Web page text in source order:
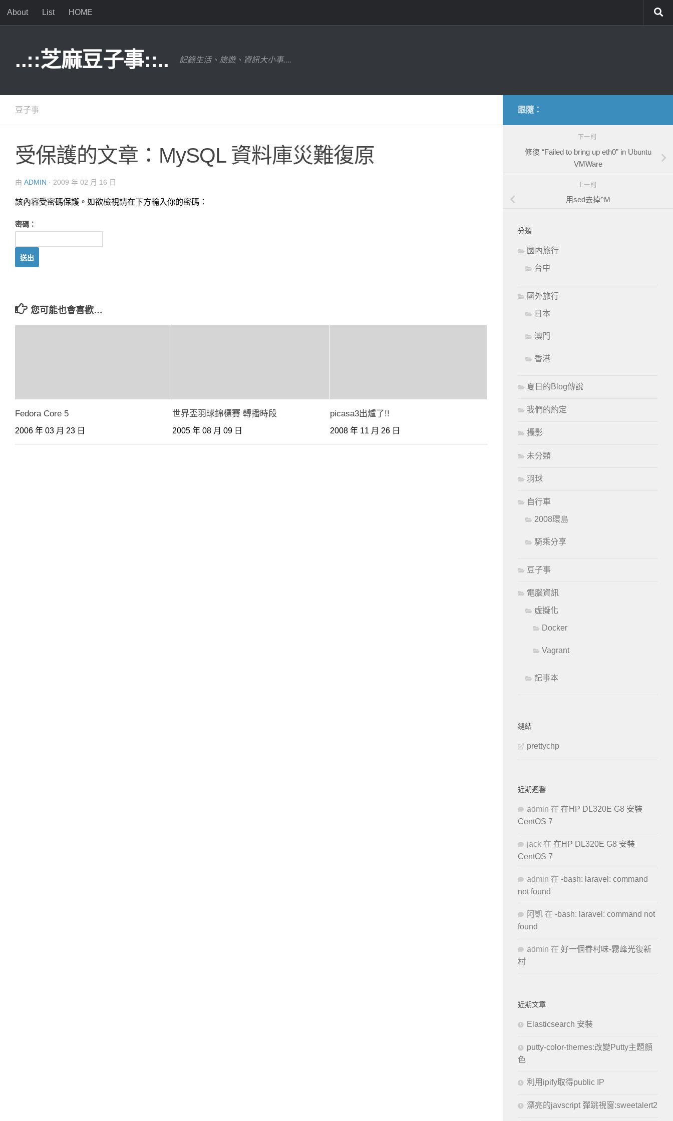
Skip to content
About List HOME
..::芝麻豆子事::.. 記錄生活、旅遊、資訊大小事....
豆子事
受保護的文章：MySQL 資料庫災難復原
由 ADMIN · 2009 年 02 月 16 日
該內容受密碼保護。如欲檢視請在下方輸入你的密碼：
密碼：
您可能也會喜歡…
Fedora Core 5
2006 年 03 月 23 日
世界盃羽球錦標賽 轉播時段
2005 年 08 月 09 日
picasa3出爐了!!
2008 年 11 月 26 日
跟隨：
下一則
修復 “Failed to bring up eth0” in Ubuntu
VMWare
上一則
用sed去掉^M
分類
國內旅行
台中
國外旅行
日本
澳門
香港
夏日的Blog傳說
我們的約定
攝影
未分類
羽球
自行車
2008環島
騎乘分享
豆子事
電腦資訊
虛擬化
Docker
Vagrant
記事本
鏈結
prettychp
近期迴響
admin 在 在HP DL320E G8 安裝
CentOS 7
jack 在 在HP DL320E G8 安裝
CentOS 7
admin 在 -bash: laravel: command
not found
阿凱 在 -bash: laravel: command not
found
admin 在 好一個眷村味-霧峰光復新
村
近期文章
Elasticsearch 安裝
putty-color-themes:改變Putty主題顏
色
利用ipify取得public IP
漂亮的javscript 彈跳視窗:sweetalert2